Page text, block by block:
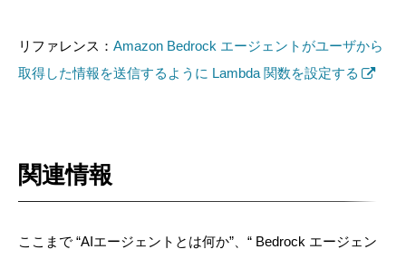
リファレンス： Amazon Bedrock エージェントがユーザから
取得した情報を送信するように Lambda 関数を設定する
関連情報
ここまで “AIエージェントとは何か”、“ Bedrock エージェン